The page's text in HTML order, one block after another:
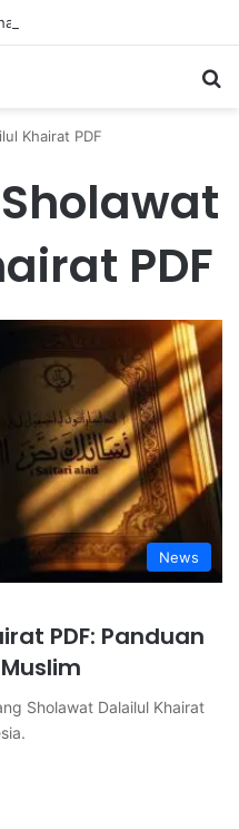
Khairat PDF
PDF
News
PDF: Panduan
Sholawat Dalailul Khairat